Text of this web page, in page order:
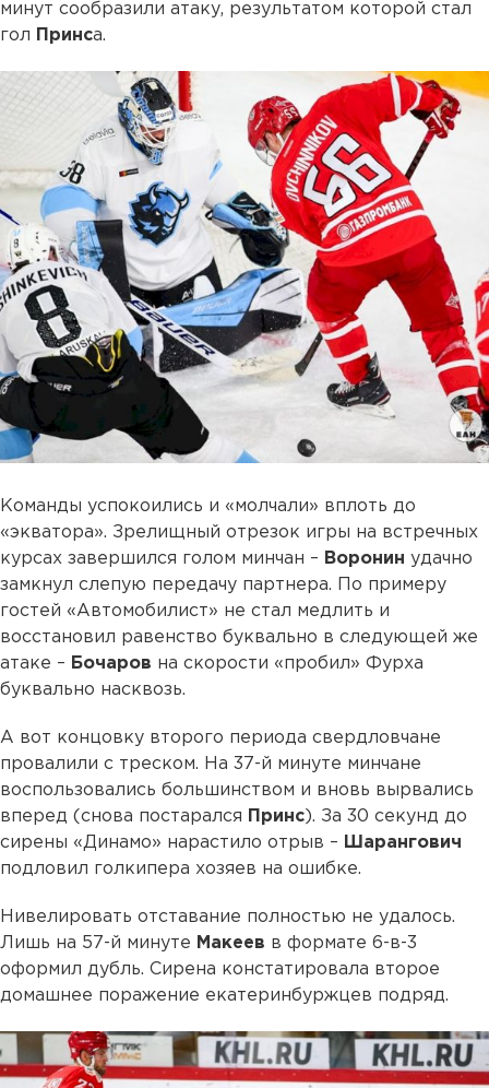
минут сообразили атаку, результатом которой стал
гол
Принса.
Команды успокоились и «молчали» вплоть до
«экватора». Зрелищный отрезок игры на встречных
курсах завершился голом минчан – Воронин удачно
замкнул слепую передачу партнера. По примеру
гостей «Автомобилист» не стал медлить и
восстановил равенство буквально в следующей же
атаке – Бочаров на скорости «пробил» Фурха
буквально насквозь.
А вот концовку второго периода свердловчане
провалили с треском. На 37-й минуте минчане
воспользовались большинством и вновь вырвались
вперед (снова постарался
Принс ). За 30 секунд до
сирены «Динамо» нарастило отрыв – Шарангович
подловил голкипера хозяев на ошибке.
Нивелировать отставание полностью не удалось.
Лишь на 57-й минуте Макеев в формате 6-в-3
оформил дубль. Сирена констатировала второе
домашнее поражение екатеринбуржцев подряд.